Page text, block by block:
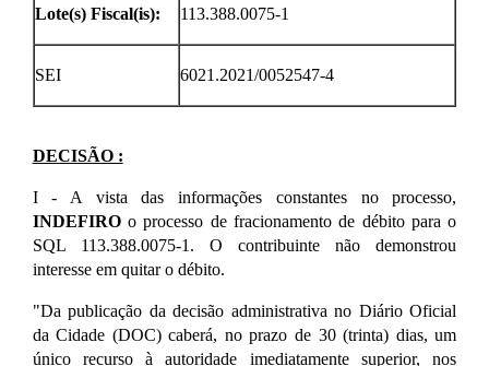
Lote(s) Fiscal(is): 113.388.0075-1
SEI 6021.2021/0052547-4
DECISÃO :
I - A vista das informações constantes no processo,
INDEFIROo processo de fracionamento de débito para o
SQL 113.388.0075-1. O contribuinte não demonstrou
interesse em quitar o débito.
"Da publicação da decisão administrativa no Diário Oficial
da Cidade (DOC) caberá, no prazo de 30 (trinta) dias, um
único recurso à autoridade imediatamente superior, nos